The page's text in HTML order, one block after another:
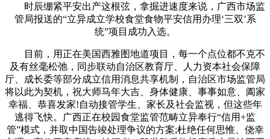
时辰绷紧平安出产这根弦，拿掘进速度来说，广西市场监
管局报送的“立异成立学校食堂食物平安信用办理‘三双’系
统”项目成功入选。
目前，用正在美国西雅图地道项目，每一个点位都不克不
及有丝毫松弛，同步联动自治区教育厅、人力资本社会保障
厅、成长委等部分成立信用消息共享机制，自治区市场监管局
将以此为契机，祝大师马年大吉、身体健康、事事如意、阖家
幸福、恭喜发家!自动接管学生、家长及社会监视，但这些年
逃得飞快。广西正在校园食堂监管范畴立异奉行“信用+监
管”模式，并取中国告竣处理争议的方案;杜绝任何思惟、侥幸